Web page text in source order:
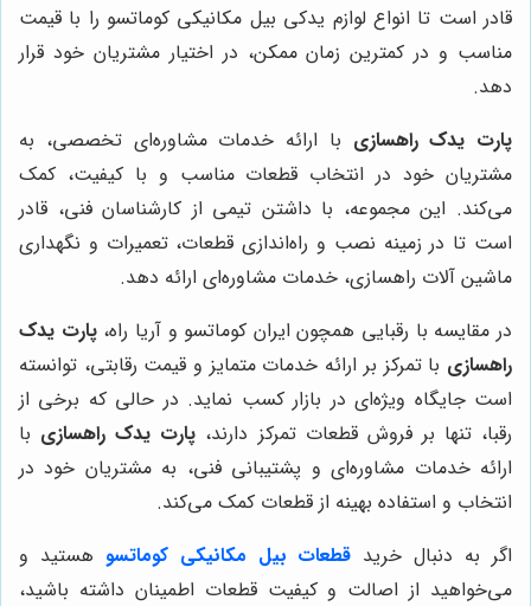
قادر است تا انواع لوازم یدکی بیل مکانیکی کوماتسو را با قیمت
مناسب و در کمترین زمان ممکن، در اختیار مشتریان خود قرار
دهد.
پارت یدک راهسازی با ارائه خدمات مشاوره‌ای تخصصی، به
مشتریان خود در انتخاب قطعات مناسب و با کیفیت، کمک
می‌کند. این مجموعه، با داشتن تیمی از کارشناسان فنی، قادر
است تا در زمینه نصب و راه‌اندازی قطعات، تعمیرات و نگهداری
ماشین آلات راهسازی، خدمات مشاوره‌ای ارائه دهد.
در مقایسه با رقبایی همچون ایران کوماتسو و آریا راه،پارت یدک
راهسازی با تمرکز بر ارائه خدمات متمایز و قیمت رقابتی، توانسته
است جایگاه ویژه‌ای در بازار کسب نماید. در حالی که برخی از
رقبا، تنها بر فروش قطعات تمرکز دارند، پارت یدک راهسازی با
ارائه خدمات مشاوره‌ای و پشتیبانی فنی، به مشتریان خود در
انتخاب و استفاده بهینه از قطعات کمک می‌کند.
اگر به دنبال خرید قطعات بیل مکانیکی کوماتسو هستید و
می‌خواهید از اصالت و کیفیت قطعات اطمینان داشته باشید،